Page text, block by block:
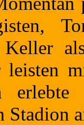
Keller
leisten
Stadion